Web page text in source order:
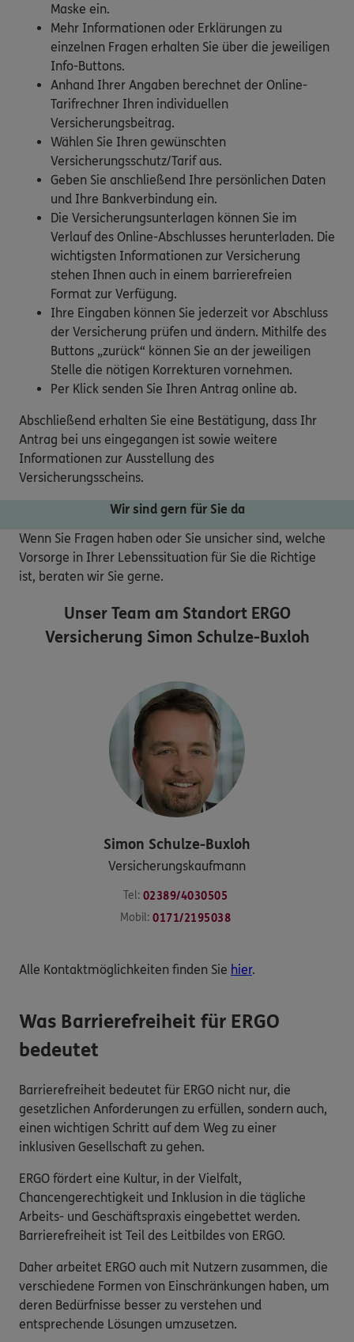
Maske ein.
Mehr Informationen oder Erklärungen zu
einzelnen Fragen erhalten Sie über die jeweiligen
Info-Buttons.
Anhand Ihrer Angaben berechnet der Online-
Tarifrechner Ihren individuellen
Versicherungsbeitrag.
Wählen Sie Ihren gewünschten
Versicherungsschutz/Tarif aus.
Geben Sie anschließend Ihre persönlichen Daten
und Ihre Bankverbindung ein.
Die Versicherungsunterlagen können Sie im
Verlauf des Online-Abschlusses herunterladen. Die
wichtigsten Informationen zur Versicherung
stehen Ihnen auch in einem barrierefreien
Format zur Verfügung.
Ihre Eingaben können Sie jederzeit vor Abschluss
der Versicherung prüfen und ändern. Mithilfe des
Buttons „zurück“ können Sie an der jeweiligen
Stelle die nötigen Korrekturen vornehmen.
Per Klick senden Sie Ihren Antrag online ab.
Abschließend erhalten Sie eine Bestätigung, dass Ihr
Antrag bei uns eingegangen ist sowie weitere
Informationen zur Ausstellung des
Versicherungsscheins.
Wir sind gern für Sie da
Wenn Sie Fragen haben oder Sie unsicher sind, welche
Vorsorge in Ihrer Lebenssituation für Sie die Richtige
ist, beraten wir Sie gerne.
Unser Team am StandortERGO
Versicherung Simon Schulze-Buxloh
Simon Schulze-Buxloh
Versicherungskaufmann
Tel: 02389/4030505
Mobil: 0171/2195038
Alle Kontaktmöglichkeiten finden Sie hier.
Was Barrierefreiheit für ERGO
bedeutet
Barrierefreiheit bedeutet für ERGO nicht nur, die
gesetzlichen Anforderungen zu erfüllen, sondern auch,
einen wichtigen Schritt auf dem Weg zu einer
inklusiven Gesellschaft zu gehen.
ERGO fördert eine Kultur, in der Vielfalt,
Chancengerechtigkeit und Inklusion in die tägliche
Arbeits- und Geschäftspraxis eingebettet werden.
Barrierefreiheit ist Teil des Leitbildes von ERGO.
Daher arbeitet ERGO auch mit Nutzern zusammen, die
verschiedene Formen von Einschränkungen haben, um
deren Bedürfnisse besser zu verstehen und
entsprechende Lösungen umzusetzen.